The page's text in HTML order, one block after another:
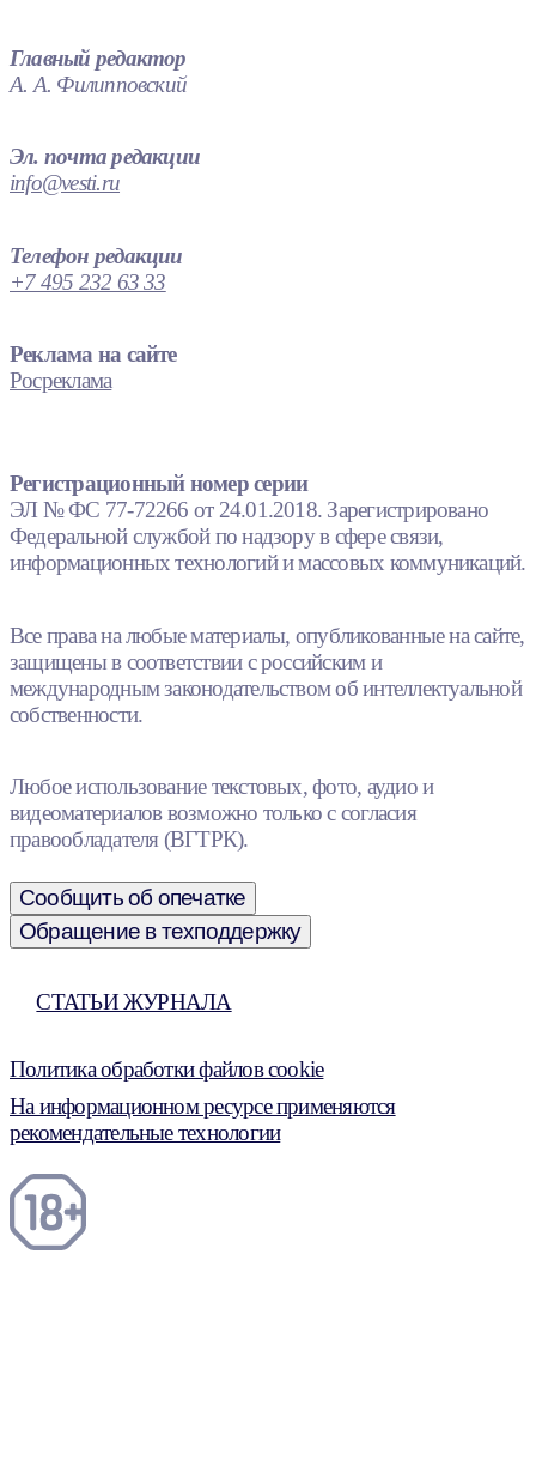
Главный редактор
А. А. Филипповский
Эл. почта редакции
info@vesti.ru
Телефон редакции
+7 495 232 63 33
Реклама на сайте
Росреклама
Регистрационный номер серии
ЭЛ № ФС 77-72266 от 24.01.2018. Зарегистрировано
Федеральной службой по надзору в сфере связи,
информационных технологий и массовых коммуникаций.
Все права на любые материалы, опубликованные на сайте,
защищены в соответствии с российским и
международным законодательством об интеллектуальной
собственности.
Любое использование текстовых, фото, аудио и
видеоматериалов возможно только с согласия
правообладателя (ВГТРК).
Сообщить об опечатке
Обращение в техподдержку
СТАТЬИ ЖУРНАЛА
Политика обработки файлов cookie
На информационном ресурсе применяются
рекомендательные технологии